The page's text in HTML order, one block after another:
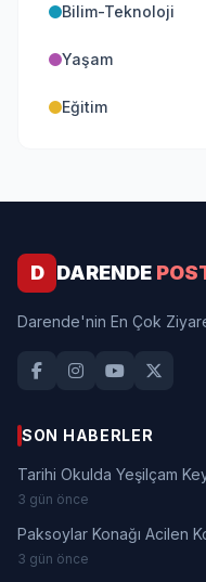
Bilim-Teknoloji
Yaşam
Eğitim
D DARENDE
Darende'nin En Çok
SON HABERLER
Tarihi Okulda Yeşilçam
3 gün önce
Paksoylar Konağı Acilen
3 gün önce